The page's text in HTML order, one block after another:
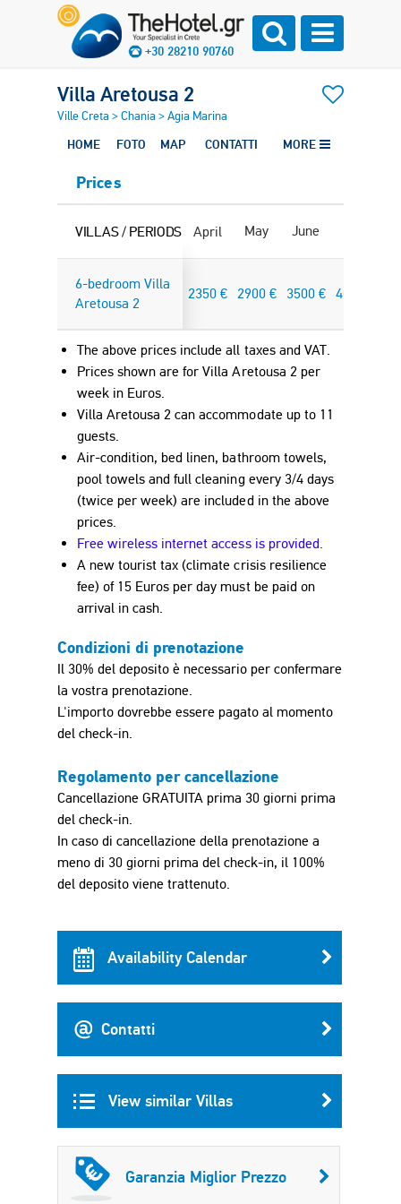
+30 28210 90760
Villa Aretousa 2
Ville Creta >Chania >Agia Marina
HOME FOTO MAP CONTATTI MORE
Prices
VILLAS / PERIODS
6-bedroom Villa
Aretousa 2
April May June
2350 € 2900 € 3500 € 4000
The above prices include all taxes and VAT.
Prices shown are for Villa Aretousa 2 per
week in Euros.
Villa Aretousa 2 can accommodate up to 11
guests.
Air-condition, bed linen, bathroom towels,
pool towels and full cleaning every 3/4 days
(twice per week) are included in the above
prices.
Free wireless internet access is provided.
A new tourist tax (climate crisis resilience
fee) of 15 Euros per day must be paid on
arrival in cash.
Condizioni di prenotazione
Il 30% del deposito è necessario per confermare
la vostra prenotazione.
L'importo dovrebbe essere pagato al momento
del check-in.
Regolamento per cancellazione
Cancellazione GRATUITA prima 30 giorni prima
del check-in.
In caso di cancellazione della prenotazione a
meno di 30 giorni prima del check-in, il 100%
del deposito viene trattenuto.
Availability Calendar
Contatti
View similar Villas
Garanzia Miglior Prezzo